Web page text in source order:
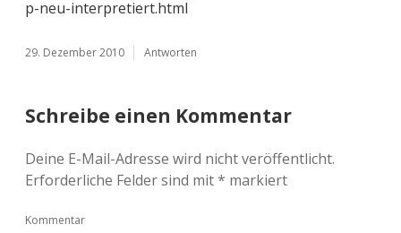
p-neu-interpretiert.html
29. Dezember 2010 Antworten
Schreibe einen Kommentar
Deine E-Mail-Adresse wird nicht veröffentlicht.
Erforderliche Felder sind mit* markiert
Kommentar